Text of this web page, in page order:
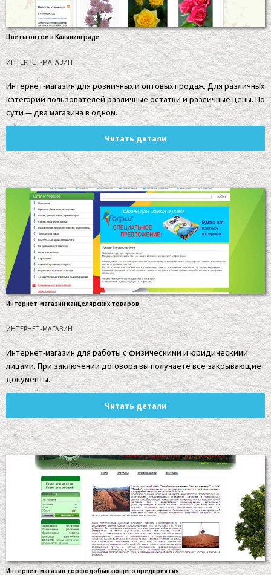
Цветы оптом в Калининграде
ИНТЕРНЕТ-МАГАЗИН
Интернет-магазин для розничных и оптовых продаж. Для различных
категорий пользователей различные остатки и различные цены. По
сути — два магазина в одном.
Читать детали
Интернет-магазин канцелярских товаров
ИНТЕРНЕТ-МАГАЗИН
Интернет-магазин для работы с физическими и юридическими
лицами. При заключении договора вы получаете все закрывающие
документы.
Читать детали
Интернет-магазин торфодобывающего предприятия